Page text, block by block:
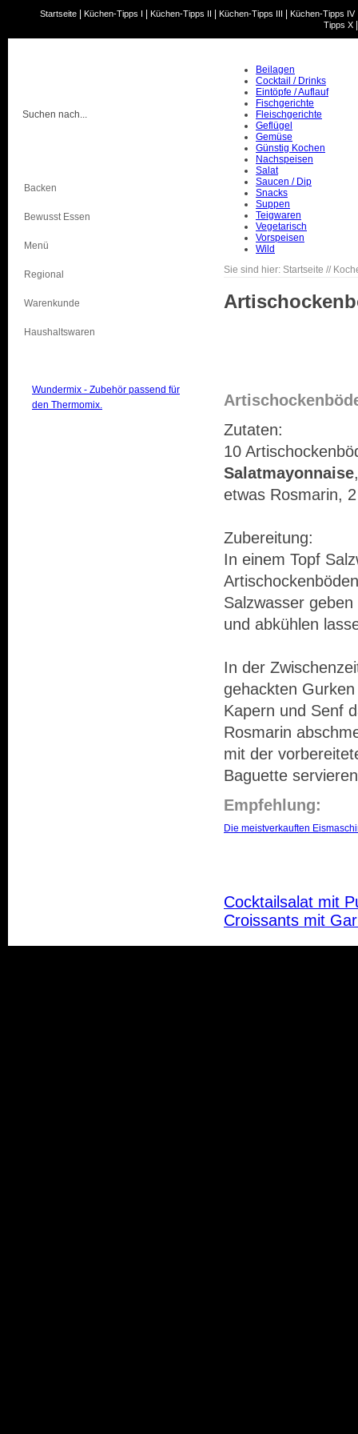
Startseite Küchen-Tipps I Küchen-Tipps II Küchen-Tipps III Küchen-Tipps IV
Tipps X
Backen
Bewusst Essen
Menü
Regional
Warenkunde
Haushaltswaren
Wundermix - Zubehör passend für
den Thermomix.
Beilagen
Cocktail / Drinks
Eintöpfe / Auflauf
Fischgerichte
Fleischgerichte
Geflügel
Gemüse
Günstig Kochen
Nachspeisen
Salat
Saucen / Dip
Snacks
Suppen
Teigwaren
Vegetarisch
Vorspeisen
Wild
Sie sind hier: Startseite //
Zutaten:
10
Salatmayonnaise
etwas Rosmarin,
Zubereitung:
In einem Topf
Salzwasser
und abkühlen
In der
gehackten
Kapern und Senf
Rosmarin
mit der
Baguette
Empfehlung:
Die meistverkauften
Cocktailsalat mit
Croissants mit